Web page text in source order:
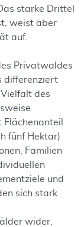
starke Drittel
weist aber
auf.
Privatwaldes
differenziert
des
fünf Hektar)
Familien
und
sich stark
wider.